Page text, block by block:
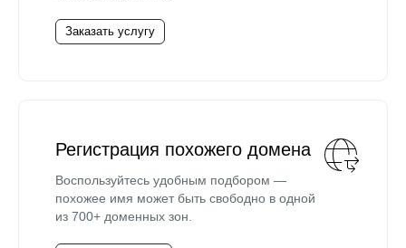
Заказать услугу
Регистрация похожего домена
Воспользуйтесь удобным подбором —
похожее имя может быть свободно в одной
из 700+ доменных зон.